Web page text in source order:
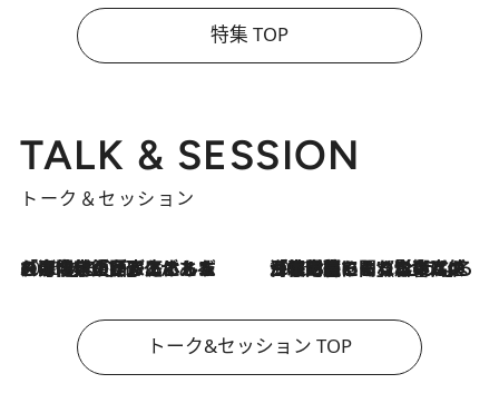
特集 TOP
TALK & SESSION
トーク＆セッション
2026.8.3
「今後値上げがあるとすれば…」「リスクがあるのは今年の冬」エネルギー専門家が語る、ホルムズ海峡封鎖が家庭にもたらす“ある心配” 2026.8.3
「住宅建てられない…」「サーチャージ料の高値が続いている」ホルムズ海峡封鎖による影響はいつまで続く？《エネルギー専門家に聞く“どうなる日本の暮らし”》
トーク&セッション TOP